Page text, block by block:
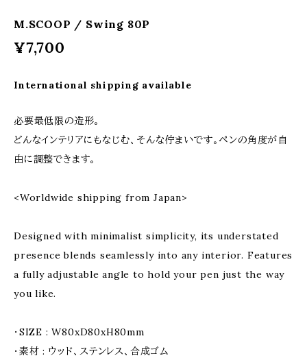
M.SCOOP / Swing 80P
¥7,700
International shipping available
必要最低限の造形。
どんなインテリアにもなじむ、そんな佇まいです。ペンの角度が自
由に調整できます。
<Worldwide shipping from Japan>
Designed with minimalist simplicity, its understated
presence blends seamlessly into any interior. Features
a fully adjustable angle to hold your pen just the way
you like.
・SIZE : W80xD80xH80mm
・素材 : ウッド、ステンレス、合成ゴム